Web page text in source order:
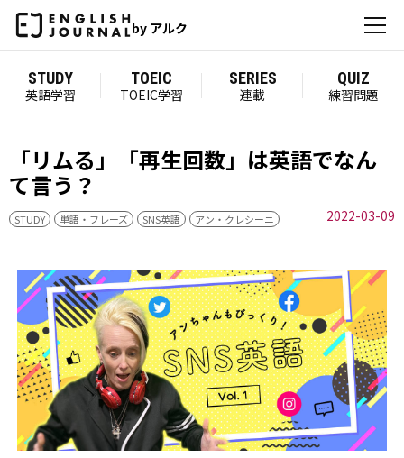
by アルク
STUDY
英語学習
TOEIC
TOEIC学習
SERIES
連載
QUIZ
練習問題
「リムる」「再生回数」は英語でなん
て言う？
STUDY 単語・フレーズ SNS英語 アン・クレシーニ 2022-03-09